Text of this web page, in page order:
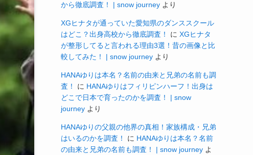
から徹底調査！ | snow journey より
XGヒナタが通っていた愛知県のダンススクール
はどこ？出身高校から徹底調査！
に XGヒナタ
が整形してると言われる理由3選！昔の画像と比
較してみた！ | snow journey より
HANAゆりは本名？名前の由来と兄弟の名前も調
査！
に HANAゆりはフィリピンハーフ！出身は
どこで日本で育ったのかを調査！ | snow
journey より
HANAゆりの父親の他界の真相！家族構成・兄弟
はいるのかを調査！
に HANAゆりは本名？名前
の由来と兄弟の名前も調査！ | snow journey よ